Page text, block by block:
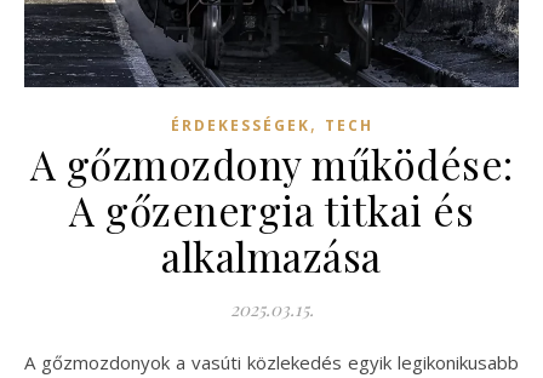
ÉRDEKESSÉGEK, TECH
A gőzmozdony működése:
A gőzenergia titkai és
alkalmazása
2025.03.15.
A gőzmozdonyok a vasúti közlekedés egyik legikonikusabb